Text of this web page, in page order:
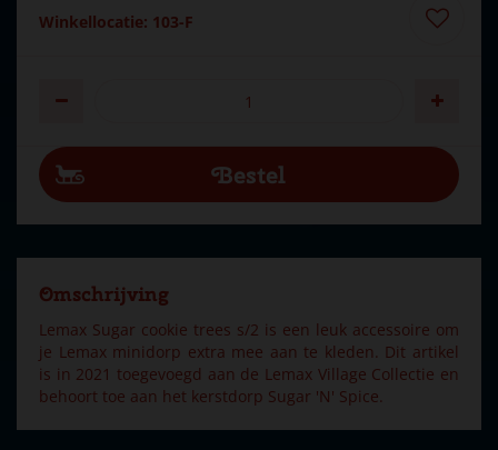
Winkellocatie: 103-F
Omschrijving
Lemax Sugar cookie trees s/2 is een leuk accessoire om
je Lemax minidorp extra mee aan te kleden. Dit artikel
is in 2021 toegevoegd aan de Lemax Village Collectie en
behoort toe aan het kerstdorp Sugar 'N' Spice.